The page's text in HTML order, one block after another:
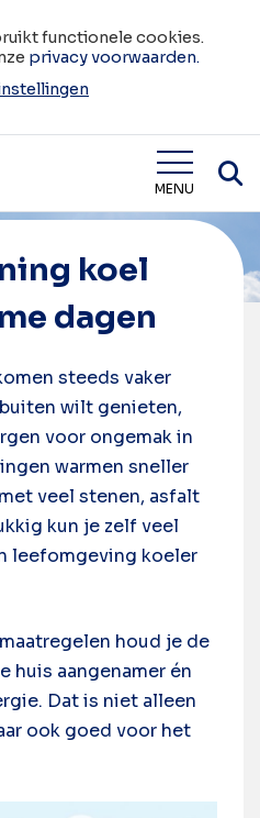
functionele cookies.
privacy voorwaarden.
MENU
tijdens warme dagen
koel
dagen
steeds vaker
wilt genieten,
voor ongemak in
warmen sneller
veel stenen, asfalt
kun je zelf veel
leefomgeving koeler
houd je de
huis aangenamer én
Dat is niet alleen
ook goed voor het